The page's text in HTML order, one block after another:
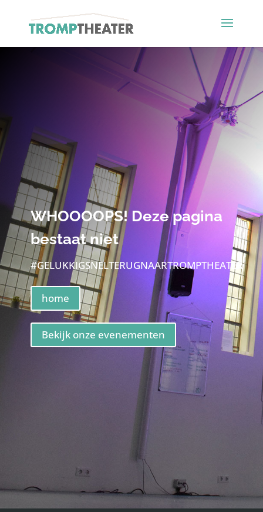
WHOOOOPS! Deze pagina
bestaat niet
#GELUKKIGSNELTERUGNAARTROMPTHEATER
home
Bekijk onze evenementen